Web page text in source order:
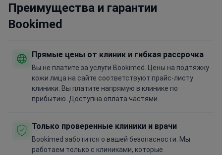
Преимущества и гарантии
Bookimed
Прямые цены от клиник и гибкая рассрочка
Вы не платите за услуги Bookimed. Цены на подтяжку
кожи лица на сайте соответствуют прайс-листу
клиники. Вы платите напрямую в клинике по
прибытию. Доступна оплата частями.
Только проверенные клиники и врачи
Bookimed заботится о вашей безопасности. Мы
работаем только с клиниками, которые